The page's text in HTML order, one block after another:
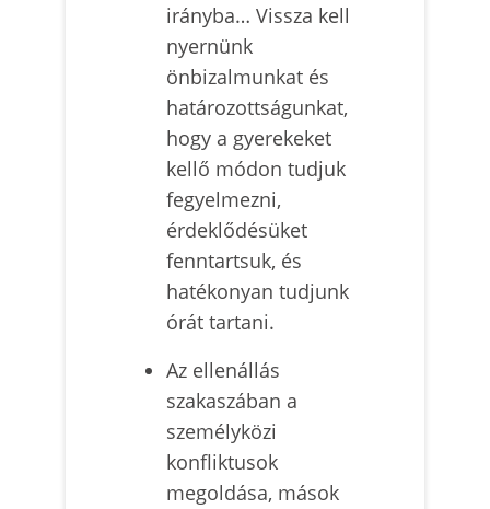
irányba… Vissza kell
nyernünk
önbizalmunkat és
határozottságunkat,
hogy a gyerekeket
kellő módon tudjuk
fegyelmezni,
érdeklődésüket
fenntartsuk, és
hatékonyan tudjunk
órát tartani.
Az ellenállás
szakaszában a
személyközi
konfliktusok
megoldása, mások